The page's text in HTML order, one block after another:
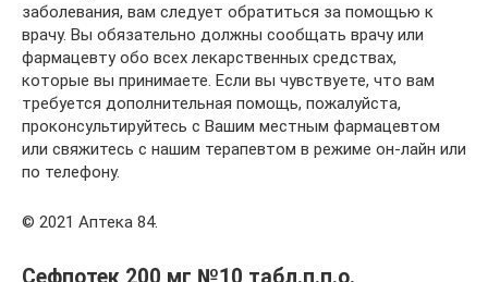
заболевания, вам следует обратиться за помощью к
врачу. Вы обязательно должны сообщать врачу или
фармацевту обо всех лекарственных средствах,
которые вы принимаете. Если вы чувствуете, что вам
требуется дополнительная помощь, пожалуйста,
проконсультируйтесь с Вашим местным фармацевтом
или свяжитесь с нашим терапевтом в режиме он-лайн или
по телефону.
© 2021 Аптека 84.
Сефпотек 200 мг №10 табл.п.п.о.